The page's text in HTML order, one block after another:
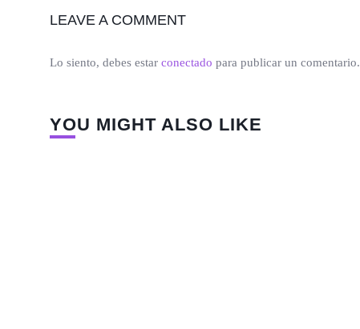
LEAVE A COMMENT
Lo siento, debes estar conectado para publicar un comentario.
YOU MIGHT ALSO LIKE